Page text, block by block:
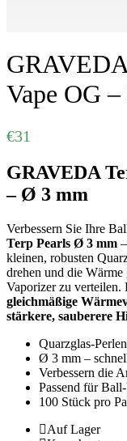
Vape OG
€31
GRAVEDA
– Ø 3 mm
Verbessern Sie Ihre
Terp Pearls Ø 3 mm –
kleinen, robusten
drehen und die
Vaporizer zu verteilen.
gleichmäßige
stärkere, sauberere
Quarzglas-
Ø 3 mm –
Verbessern die
Passend für
100 Stück pro
Auf Lager